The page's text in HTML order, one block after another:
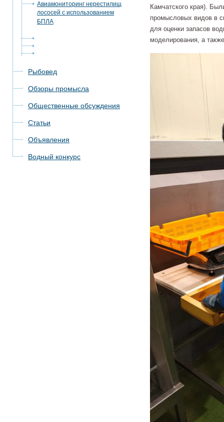
Авиамониторинг нерестилищ
лососей с использованием
БПЛА
Рыбовед
Обзоры промысла
Общественные обсуждения
Статьи
Объявления
Водный конкурс
Камчатского края).
промысловых видов в
для оценки запасов
моделирования, а